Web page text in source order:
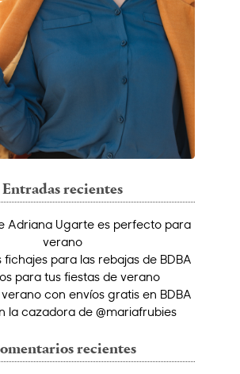
Entradas recientes
Adriana Ugarte es perfecto para
verano
fichajes para las rebajas de BDBA
para tus fiestas de verano
con envíos gratis en BDBA
la cazadora de @mariafrubies
recientes